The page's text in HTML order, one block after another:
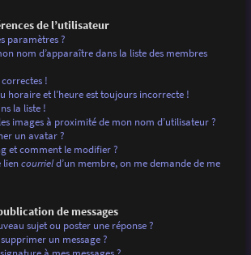
de l’utilisateur
paramètres ?
nom d’apparaître dans la liste des membres
correctes !
horaire et l’heure est toujours incorrecte !
la liste !
images à proximité de mon nom d’utilisateur ?
un avatar ?
et comment le modifier ?
liencourrield’un membre, on me demande de me
de messages
sujet ou poster une réponse ?
un message ?